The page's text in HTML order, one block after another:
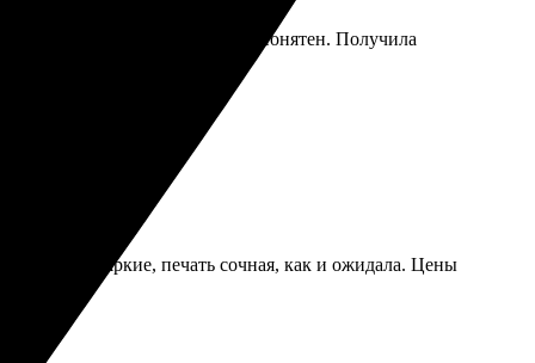
заказа прост и интуитивно понятен. Получила
что-то уникальное.
Цвета яркие, печать сочная, как и ожидала. Цены